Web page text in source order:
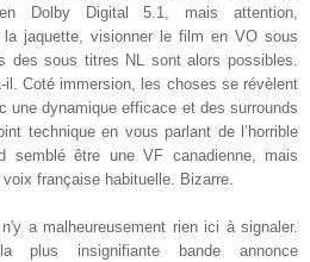
Dolby Digital 5.1, mais attention,
la jaquette, visionner le film en VO sous
des sous titres NL sont alors possibles.
il. Coté immersion, les choses se révèlent
une dynamique efficace et des surrounds
technique en vous parlant de l’horrible
semblé être une VF canadienne, mais
française habituelle. Bizarre.
a malheureusement rien ici à signaler.
plus insignifiante bande annonce